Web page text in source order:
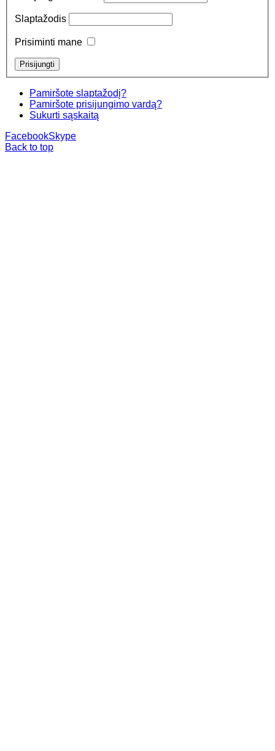
Slaptažodis
Prisiminti mane
Pamiršote slaptažodį?
Pamiršote prisijungimo vardą?
Sukurti sąskaitą
FacebookSkype
Back to top